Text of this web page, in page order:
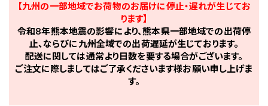
【九州の一部地域でお荷物のお届けに停止・遅れが生じてお
ります】
令和8年熊本地震の影響により、熊本県一部地域での出荷停
止、ならびに九州全域での出荷遅延が生じております。
配送に関しては通常より日数を要する場合がございます。
ご注文に際しましてはご了承くださいます様お願い申し上げま
す。